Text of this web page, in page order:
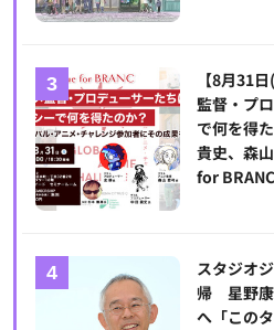
【8月31
監督・プ
で何を得
貴史、森
for
スタジオ
帰 星野康
へ「この